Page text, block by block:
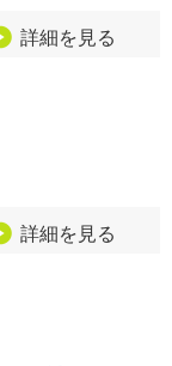
詳細を見る
詳細を見る